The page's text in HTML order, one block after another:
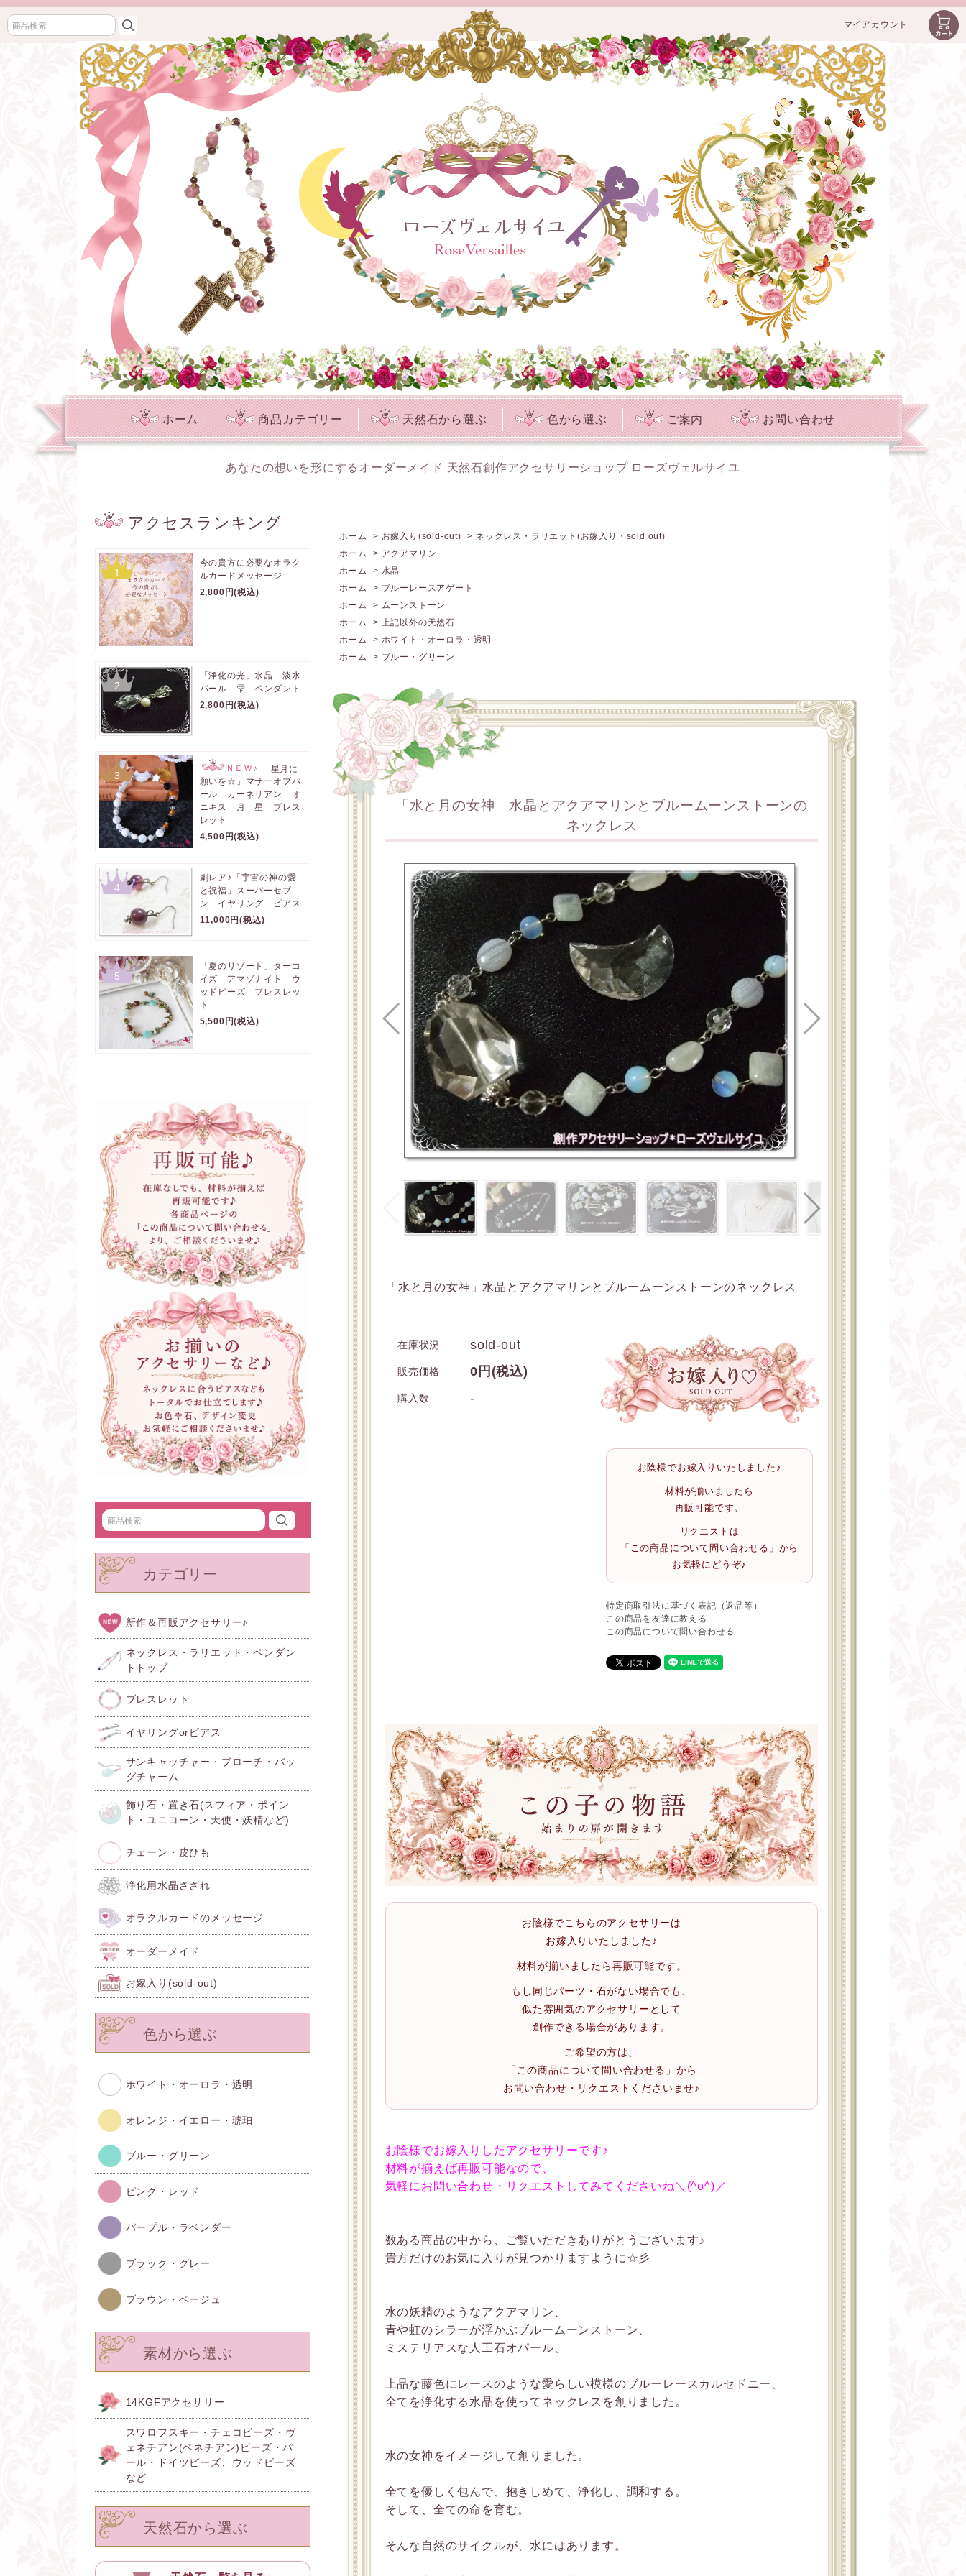
マイアカウント
ホーム 商品カテゴリー 天然石から選ぶ 色から選ぶ ご案内 お問い合わせ
あなたの想いを形にするオーダーメイド 天然石創作アクセサリーショップ ローズヴェルサイユ
アクセスランキング
1
今の貴方に必要なオラク
ルカードメッセージ
2,800円(税込)
2
「浄化の光」水晶 淡水
パール 雫 ペンダント
2,800円(税込)
3
ＮＥＷ♪
「星月に
願いを☆」マザーオブパ
ール カーネリアン オ
ニキス 月 星 ブレス
レット
4,500円(税込)
4
劇レア♪「宇宙の神の愛
と祝福」スーパーセブ
ン イヤリング ピアス
11,000円(税込)
5
「夏のリゾート」ターコ
イズ アマゾナイト ウ
ッドビーズ ブレスレッ
ト
5,500円(税込)
カテゴリー
新作＆再販アクセサリー♪
ネックレス・ラリエット・ペンダン
トトップ
ブレスレット
イヤリングorピアス
サンキャッチャー・ブローチ・バッ
グチャーム
飾り石・置き石(スフィア・ポイン
ト・ユニコーン・天使・妖精など)
チェーン・皮ひも
浄化用水晶さざれ
オラクルカードのメッセージ
オーダーメイド
お嫁入り(sold-out)
色から選ぶ
ホワイト・オーロラ・透明
オレンジ・イエロー・琥珀
ブルー・グリーン
ピンク・レッド
パープル・ラベンダー
ブラック・グレー
ブラウン・ベージュ
素材から選ぶ
14KGFアクセサリー
スワロフスキー・チェコビーズ・ヴ
ェネチアン(ベネチアン)ビーズ・パ
ール・ドイツビーズ、ウッドビーズ
など
天然石から選ぶ
ホーム > お嫁入り(sold-out) > ネックレス・ラリエット(お嫁入り・sold out)
ホーム
> アクアマリン
ホーム
> 水晶
ホーム
> ブルーレースアゲート
ホーム
> ムーンストーン
ホーム
>
上記以外の天然石
ホーム
> ホワイト・オーロラ・透明
ホーム
> ブルー・グリーン
「水と月の女神」水晶とアクアマリンとブルームーンストーンの
ネックレス
「水と月の女神」水晶とアクアマリンとブルームーンストーンのネックレス
在庫状況 sold-out
販売価格 0円(税込)
購入数 -
お陰様でお嫁入りいたしました♪
材料が揃いましたら
再販可能です。
リクエストは
「この商品について問い合わせる」から
お気軽にどうぞ♪
特定商取引法に基づく表記（返品等）
この商品を友達に教える
この商品について問い合わせる
お陰様でこちらのアクセサリーは
お嫁入りいたしました♪
材料が揃いましたら再販可能です。
もし同じパーツ・石がない場合でも、
似た雰囲気のアクセサリーとして
創作できる場合があります。
ご希望の方は、
「この商品について問い合わせる」から
お問い合わせ・リクエストくださいませ♪
お陰様でお嫁入りしたアクセサリーです♪
材料が揃えば再販可能なので、
気軽にお問い合わせ・リクエストしてみてくださいね＼(^o^)／
数ある商品の中から、ご覧いただきありがとうございます♪
貴方だけのお気に入りが見つかりますように☆彡
水の妖精のようなアクアマリン、
青や虹のシラーが浮かぶブルームーンストーン、
ミステリアスな人工石オパール、
上品な藤色にレースのような愛らしい模様のブルーレースカルセドニー、
全てを浄化する水晶を使ってネックレスを創りました。
水の女神をイメージして創りました。
全てを優しく包んで、抱きしめて、浄化し、調和する。
そして、全ての命を育む。
そんな自然のサイクルが、水にはあります。